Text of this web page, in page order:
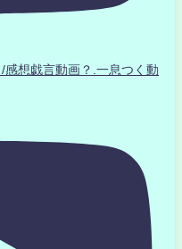
想戯言動画？.一息つく動